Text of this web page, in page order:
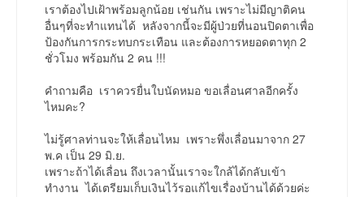
เราต้องไปเฝ้าพร้อมลูกน้อย เช่นกัน เพราะไม่มีญาติคน
อื่นๆที่จะทำแทนได้ หลังจากนี้จะมีผู้ป่วยที่นอนปิดตาเพื่อ
ป้องกันการกระทบกระเทือน และต้องการหยอดตาทุก 2
ชั่วโมง พร้อมกัน 2 คน !!!
คำถามคือ เราควรยื่นใบนัดหมอ ขอเลื่อนศาลอีกครั้ง
ไหมคะ?
ไม่รู้ศาลท่านจะให้เลื่อนไหม เพราะพึ่งเลื่อนมาจาก 27
พ.ค เป็น 29 มิ.ย.
เพราะถ้าได้เลื่อน ถึงเวลานั้นเราจะใกล้ได้กลับเข้า
ทำงาน ได้เตรียมเก็บเงินไว้รอแก้ไขเรื่องบ้านได้ด้วยค่ะ